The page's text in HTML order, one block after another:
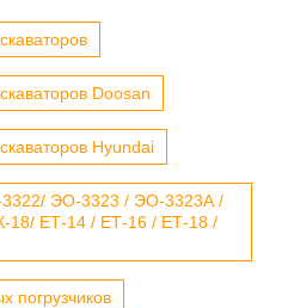
Doosan
Hyundai
3322/ ЭО-3323 / ЭО-3323А /
18/ ЕТ-14 / ЕТ-16 / ЕТ-18 /
погрузчиков